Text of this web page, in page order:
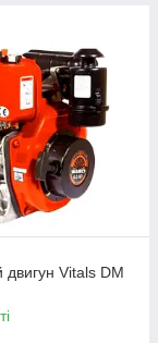
двигун Vitals DM